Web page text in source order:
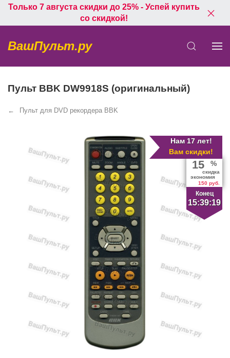
Только 7 августа скидки до 25% - Успей купить
со скидкой!
ВашПульт.ру
Пульт BBK DW9918S (оригинальный)
Пульт для DVD рекордера BBK
Нам 17 лет!
Вам скидки!
Конец
15:39:19
15 %
скидка
экономия
150 руб.